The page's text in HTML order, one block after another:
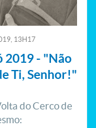
13H17
2019 - "Não
Ti, Senhor!"
do Cerco de